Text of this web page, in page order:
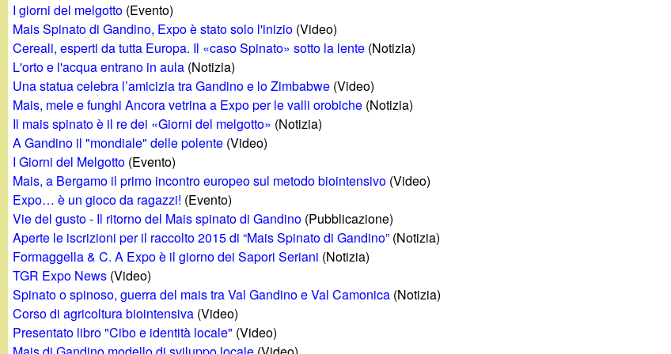
g
a
n
d
i
n
o
.
i
I giorni del melgotto (Evento)
Mais Spinato di Gandino, Expo è stato solo l'inizio (Video)
Cereali, esperti da tutta Europa. Il «caso Spinato» sotto la lente (Notizia)
L'orto e l'acqua entrano in aula (Notizia)
Una statua celebra l’amicizia tra Gandino e lo Zimbabwe (Video)
Mais, mele e funghi Ancora vetrina a Expo per le valli orobiche (Notizia)
Il mais spinato è il re dei «Giorni del melgotto» (Notizia)
A Gandino il "mondiale" delle polente (Video)
I Giorni del Melgotto (Evento)
Mais, a Bergamo il primo incontro europeo sul metodo biointensivo (Video)
Expo… è un gioco da ragazzi! (Evento)
Vie del gusto - Il ritorno del Mais spinato di Gandino (Pubblicazione)
Aperte le iscrizioni per il raccolto 2015 di “Mais Spinato di Gandino” (Notizia)
Formaggella & C. A Expo è il giorno dei Sapori Seriani (Notizia)
TGR Expo News (Video)
Spinato o spinoso, guerra del mais tra Val Gandino e Val Camonica (Notizia)
Corso di agricoltura biointensiva (Video)
Presentato libro "Cibo e identità locale" (Video)